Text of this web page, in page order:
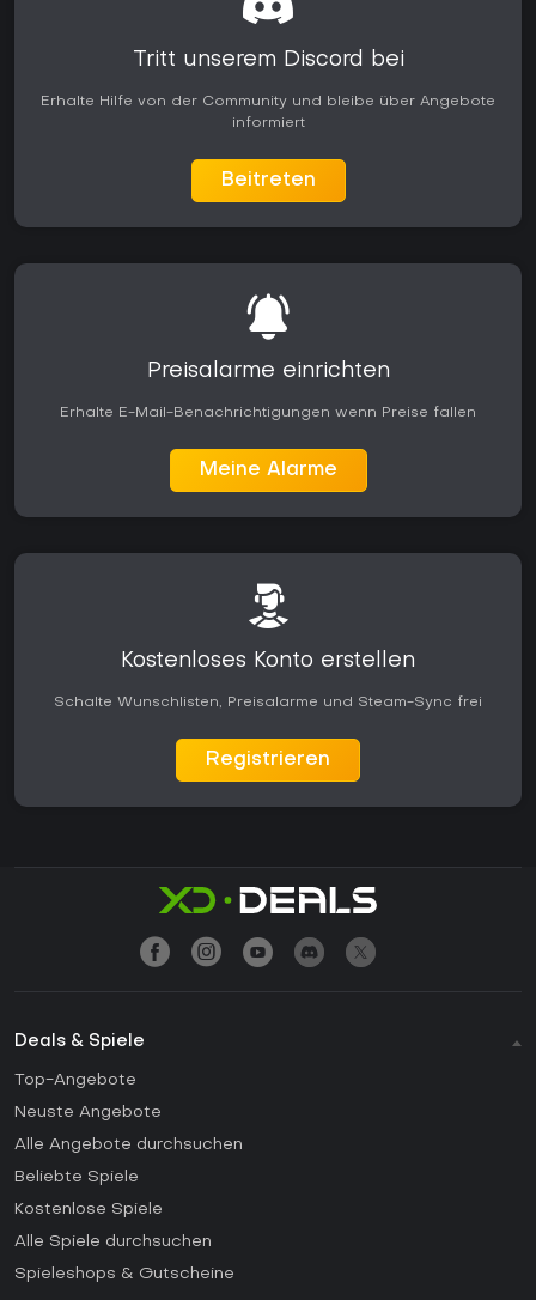
Tritt unserem Discord bei
Erhalte Hilfe von der Community und bleibe über Angebote
informiert
Beitreten
Preisalarme einrichten
Erhalte E-Mail-Benachrichtigungen wenn Preise fallen
Meine Alarme
Kostenloses Konto erstellen
Schalte Wunschlisten, Preisalarme und Steam-Sync frei
Registrieren
Deals & Spiele
Top-Angebote
Neuste Angebote
Alle Angebote durchsuchen
Beliebte Spiele
Kostenlose Spiele
Alle Spiele durchsuchen
Spieleshops & Gutscheine